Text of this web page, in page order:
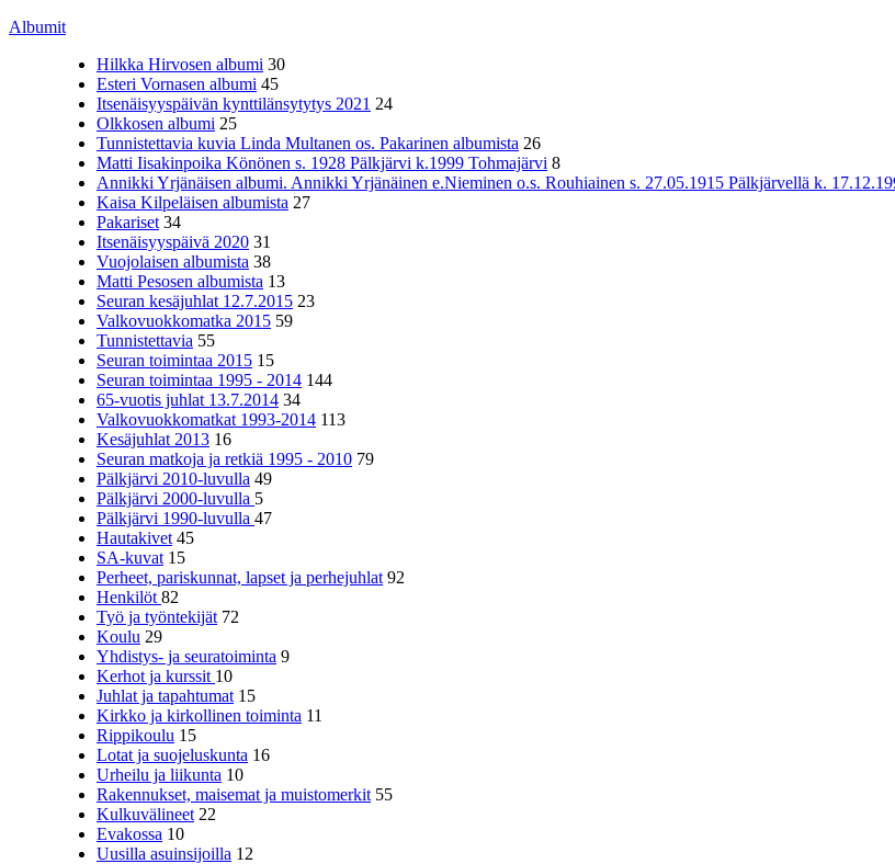
Albumit
Hilkka Hirvosen albumi 30
Esteri Vornasen albumi 45
Itsenäisyyspäivän kynttilänsytytys 2021 24
Olkkosen albumi 25
Tunnistettavia kuvia Linda Multanen os. Pakarinen albumista 26
Matti Iisakinpoika Könönen s. 1928 Pälkjärvi k.1999 Tohmajärvi 8
Annikki Yrjänäisen albumi. Annikki Yrjänäinen e.Nieminen o.s. Rouhiainen s. 27.05.1915 Pälkjärvellä k.
Kaisa Kilpeläisen albumista 27
Pakariset 34
Itsenäisyyspäivä 2020 31
Vuojolaisen albumista 38
Matti Pesosen albumista 13
Seuran kesäjuhlat 12.7.2015 23
Valkovuokkomatka 2015 59
Tunnistettavia 55
Seuran toimintaa 2015 15
Seuran toimintaa 1995 - 2014 144
65-vuotis juhlat 13.7.2014 34
Valkovuokkomatkat 1993-2014 113
Kesäjuhlat 2013 16
Seuran matkoja ja retkiä 1995 - 2010 79
Pälkjärvi 2010-luvulla 49
Pälkjärvi 2000-luvulla 5
Pälkjärvi 1990-luvulla 47
Hautakivet 45
SA-kuvat 15
Perheet, pariskunnat, lapset ja perhejuhlat 92
Henkilöt 82
Työ ja työntekijät 72
Koulu 29
Yhdistys- ja seuratoiminta 9
Kerhot ja kurssit 10
Juhlat ja tapahtumat 15
Kirkko ja kirkollinen toiminta 11
Rippikoulu 15
Lotat ja suojeluskunta 16
Urheilu ja liikunta 10
Rakennukset, maisemat ja muistomerkit 55
Kulkuvälineet 22
Evakossa 10
Uusilla asuinsijoilla 12